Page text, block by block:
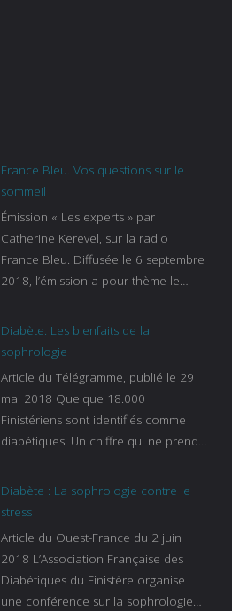
France Bleu. Vos questions sur le
sommeil
Émission « Les experts » par
Catherine Kerevel, sur la radio
France Bleu. Diffusée le 6 septembre
2018, l’émission a pour thème le
bleu :
https://www.francebleu.fr/emissions/l
sur-le-sommeil
Diabète. Les bienfaits de la
sophrologie
Article du Télégramme, publié le 29
mai 2018 Quelque 18.000
Finistériens sont identifiés comme
diabétiques. Un chiffre qui ne prend
s’ignorent. « C’est une pathologie qui
continue à augmenter, souligne
de la Caisse primaire d’assurance-
maladie. C’est aussi une pathologie
qui peut être handicapante et coûte
Diabète : La sophrologie contre le
stress
Article du Ouest-France du 2 juin
2018 L’Association Française des
Diabétiques du Finistère organise
une conférence sur la sophrologie